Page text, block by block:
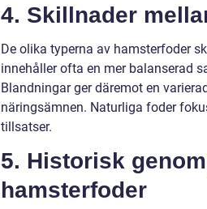
4. Skillnader
De olika typerna av hamsterfoder
innehåller ofta en mer balanserad
Blandningar ger däremot en
näringsämnen. Naturliga foder
tillsatser.
5. Historisk
hamsterfoder